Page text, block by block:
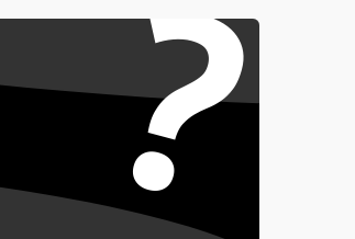
Подробнее →
Подробнее →